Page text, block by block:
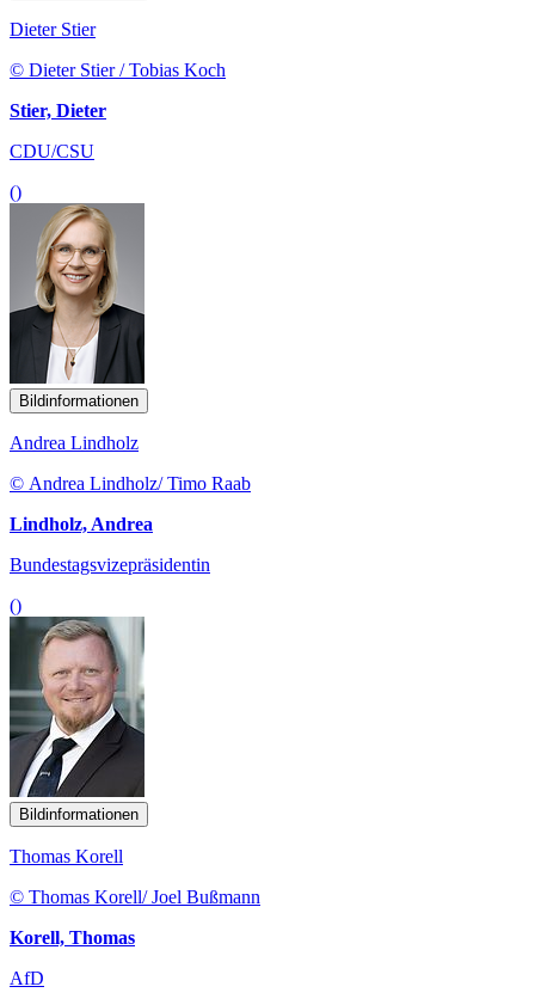
Dieter Stier
© Dieter Stier / Tobias Koch
Stier, Dieter
CDU/CSU
()
Bildinformationen
Andrea Lindholz
© Andrea Lindholz/ Timo Raab
Lindholz, Andrea
Bundestagsvizepräsidentin
()
Bildinformationen
Thomas Korell
© Thomas Korell/ Joel Bußmann
Korell, Thomas
AfD